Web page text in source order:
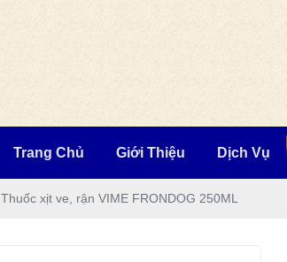
Trang Chủ Giới Thiệu Dịch Vụ
Thuốc xịt ve, rận VIME FRONDOG 250ML